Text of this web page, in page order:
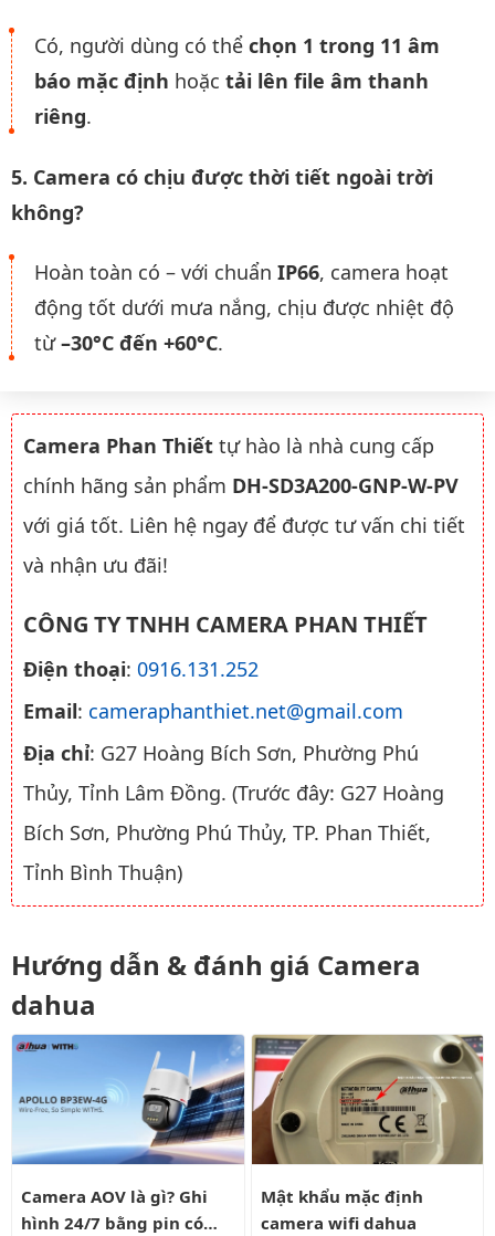
Có, người dùng có thể chọn 1 trong 11 âm
báo mặc định hoặc tải lên file âm thanh
riêng.
5. Camera có chịu được thời tiết ngoài trời
không?
Hoàn toàn có – với chuẩn IP66, camera hoạt
động tốt dưới mưa nắng, chịu được nhiệt độ
từ–30°C đến +60°C.
Camera Phan Thiết tự hào là nhà cung cấp
chính hãng sản phẩm DH-SD3A200-GNP-W-PV
với giá tốt. Liên hệ ngay để được tư vấn chi tiết
và nhận ưu đãi!
CÔNG TY TNHH CAMERA PHAN THIẾT
Điện thoại: 0916.131.252
Email: cameraphanthiet.net@gmail.com
Địa chỉ: G27 Hoàng Bích Sơn, Phường Phú
Thủy, Tỉnh Lâm Đồng. (Trước đây: G27 Hoàng
Bích Sơn, Phường Phú Thủy, TP. Phan Thiết,
Tỉnh Bình Thuận)
Hướng dẫn & đánh giá Camera
dahua
Camera AOV là gì? Ghi hình 24/7 bằng pin có liên tục?
Camera AOV là gì? Ghi
hình 24/7 bằng pin có
Mật khẩu mặc định camera
Mật khẩu mặc định
camera wifi dahua